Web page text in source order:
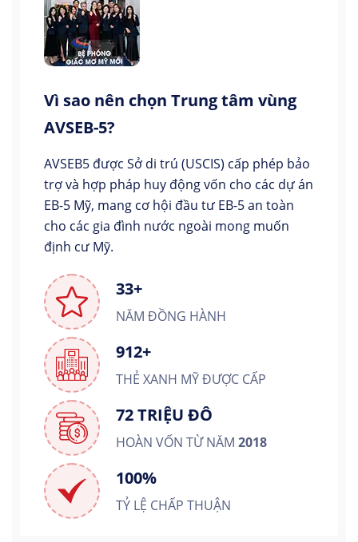
Vì sao nên chọn Trung tâm vùng
AVSEB-5?
AVSEB5 được Sở di trú (USCIS) cấp phép bảo
trợ và hợp pháp huy động vốn cho các dự án
EB-5 Mỹ, mang cơ hội đầu tư EB-5 an toàn
cho các gia đình nước ngoài mong muốn
định cư Mỹ.
33+
NĂM ĐỒNG HÀNH
912+
THẺ XANH MỸ ĐƯỢC CẤP
72 TRIỆU ĐÔ
HOÀN VỐN TỪ NĂM 2018
100%
TỶ LỆ CHẤP THUẬN